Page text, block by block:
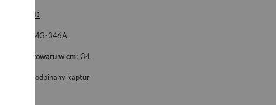
LHD
AMG-346A
Szerokość towaru w cm 34
nieodpinany kaptur